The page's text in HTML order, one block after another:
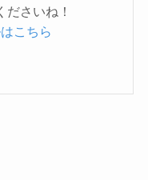
さいね！
こちら